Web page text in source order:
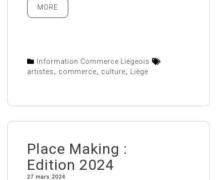
MORE
Information Commerce Liégeois
artistes
commerce culture Liège
Place Making :
Edition 2024
27 mars 2024